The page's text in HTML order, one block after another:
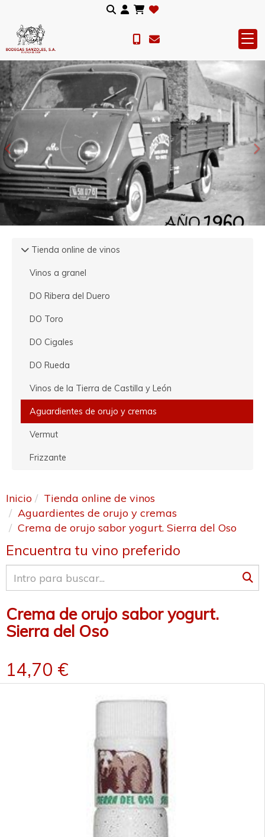
Anterior
Tienda online de vinos
Vinos a granel
DO Ribera del Duero
DO Toro
DO Cigales
DO Rueda
Vinos de la Tierra de Castilla y León
Aguardientes de orujo y cremas
Vermut
Frizzante
Inicio
Tienda online de vinos
Aguardientes de orujo y cremas
Crema de orujo sabor yogurt. Sierra del Oso
Encuentra tu vino preferido
Crema de orujo sabor yogurt.
Sierra del Oso
14,70 €